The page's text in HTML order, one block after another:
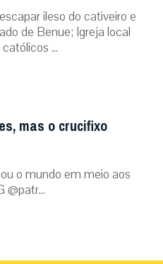
ileso do cativeiro e
de Benue; Igreja local
...
mas o crucifixo
o mundo em meio aos
@patr...